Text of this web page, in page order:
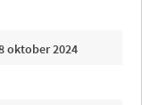
oktober 2024